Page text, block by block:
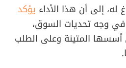
له، إلى أن هذا الأداء يؤكد
وجه تحديات السوق،
المتينة وعلى الطلب